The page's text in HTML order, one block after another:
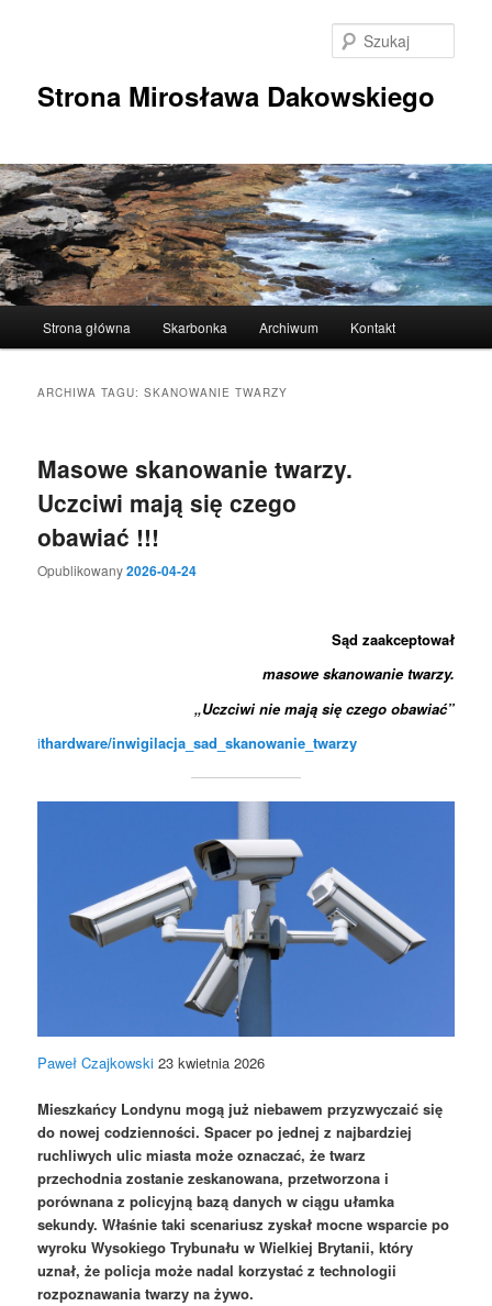
Strona Mirosława Dakowskiego
Strona główna Skarbonka Archiwum Kontakt
ARCHIWA TAGU:SKANOWANIE TWARZY
Masowe skanowanie twarzy.
Uczciwi mają się czego
obawiać !!!
Opublikowany2026-04-24
Sąd zaakceptował
masowe skanowanie twarzy.
„Uczciwi nie mają się czego obawiać”
ithardware/inwigilacja_sad_skanowanie_twarzy
Paweł Czajkowski 23 kwietnia 2026
Mieszkańcy Londynu mogą już niebawem przyzwyczaić się
do nowej codzienności. Spacer po jednej z najbardziej
ruchliwych ulic miasta może oznaczać, że twarz
przechodnia zostanie zeskanowana, przetworzona i
porównana z policyjną bazą danych w ciągu ułamka
sekundy. Właśnie taki scenariusz zyskał mocne wsparcie po
wyroku Wysokiego Trybunału w Wielkiej Brytanii, który
uznał, że policja może nadal korzystać z technologii
rozpoznawania twarzy na żywo.